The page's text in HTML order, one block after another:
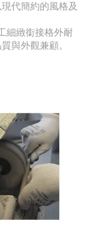
代簡約的風格及
細緻銜接格外耐
與外觀兼顧。